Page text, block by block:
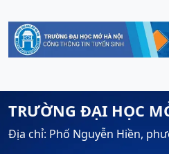
TRƯỜNG ĐẠI HỌC
Địa chỉ: Phố Nguyễn Hiền,